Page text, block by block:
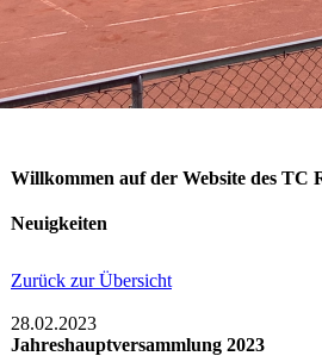
Willkommen auf der Website des TC
Neuigkeiten
Zurück zur Übersicht
28.02.2023
Jahreshauptversammlung 2023